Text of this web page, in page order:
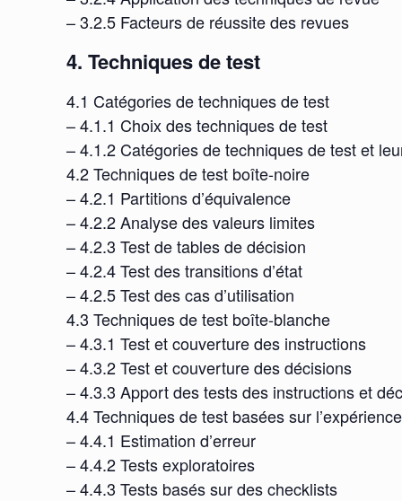
– 3.2.5 Facteurs de réussite des revues
4. Techniques de test
4.1 Catégories de techniques de test
– 4.1.1 Choix des techniques de test
– 4.1.2 Catégories de techniques de test et
4.2 Techniques de test boîte-noire
– 4.2.1 Partitions d’équivalence
– 4.2.2 Analyse des valeurs limites
– 4.2.3 Test de tables de décision
– 4.2.4 Test des transitions d’état
– 4.2.5 Test des cas d’utilisation
4.3 Techniques de test boîte-blanche
– 4.3.1 Test et couverture des instructions
– 4.3.2 Test et couverture des décisions
– 4.3.3 Apport des tests des instructions et
4.4 Techniques de test basées sur l’expérience
– 4.4.1 Estimation d’erreur
– 4.4.2 Tests exploratoires
– 4.4.3 Tests basés sur des checklists